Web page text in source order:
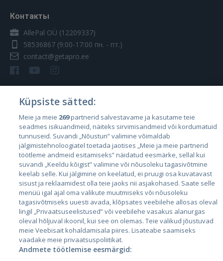
Контакты
AllePal OÜ (12209337)
58536867 (9:00-17:00 пн. - пт.)
contact@getapro.ee
Страны
Эстония
Латвия
Литва
City24.lv CVbankas.lt
Küpsiste sätted:
Meie ja meie 269partnerid salvestavame ja kasutame teie
seadmes isikuandmeid, näiteks sirvimisandmeid või kordumatuid
tunnuseid. Suvandi „Nõustun” valimine võimaldab
jälgimistehnoloogiatel toetada jaotises „Meie ja meie partnerid
töötleme andmeid esitamiseks” näidatud eesmärke, sellal kui
suvandi „Keeldu kõigist” valimine või nõusoleku tagasivõtmine
keelab selle. Kui jälgimine on keelatud, ei pruugi osa kuvatavast
sisust ja reklaamidest olla teie jaoks nii asjakohased. Saate selle
menüü igal ajal oma valikute muutmiseks või nõusoleku
tagasivõtmiseks uuesti avada, klõpsates veebilehe allosas oleval
lingil „Privaatsuseelistused” või veebilehe vasakus alanurgas
oleval hõljuval ikoonil, kui see on olemas. Teie valikud jõustuvad
meie Veebisait kohaldamisala piires. Lisateabe saamiseks
vaadake meie privaatsuspoliitikat.
Andmete töötlemise eesmärgid: